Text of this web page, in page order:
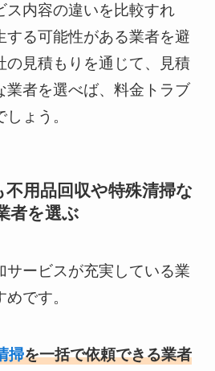
ス内容の違いを比較すれ
する可能性がある業者を避
の見積もりを通じて、見積
業者を選べば、料金トラブ
ょう。
用品回収や特殊清掃な
者を選ぶ
サービスが充実している業
です。
掃を一括で依頼できる業者